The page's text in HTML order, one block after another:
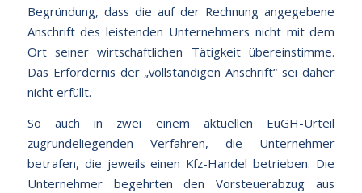
Begründung, dass die auf der Rechnung angegebene
Anschrift des leistenden Unternehmers nicht mit dem
Ort seiner wirtschaftlichen Tätigkeit übereinstimme.
Das Erfordernis der „vollständigen Anschrift“ sei daher
nicht erfüllt.
So auch in zwei einem aktuellen EuGH-Urteil
zugrundeliegenden Verfahren, die Unternehmer
betrafen, die jeweils einen Kfz-Handel betrieben. Die
Unternehmer begehrten den Vorsteuerabzug aus